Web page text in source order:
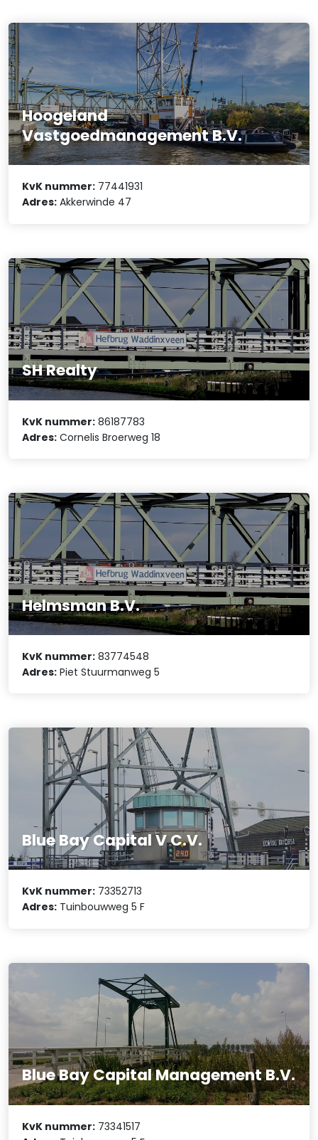
Hoogeland
Vastgoedmanagement B.V.
KvK nummer: 77441931
Adres: Akkerwinde 47
SH Realty
KvK nummer: 86187783
Adres: Cornelis Broerweg 18
Helmsman B.V.
KvK nummer: 83774548
Adres: Piet Stuurmanweg 5
Blue Bay Capital V C.V.
KvK nummer: 73352713
Adres: Tuinbouwweg 5 F
Blue Bay Capital Management B.V.
KvK nummer: 73341517